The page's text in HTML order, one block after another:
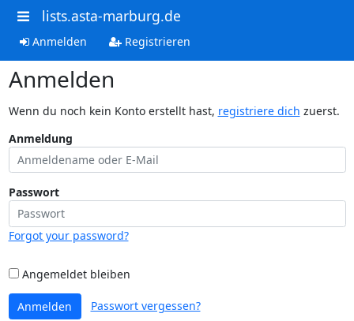
lists.asta-marburg.de
Anmelden Registrieren
Anmelden
Wenn du noch kein Konto erstellt hast, registriere dich zuerst.
Anmeldung
Passwort
Forgot your password?
Angemeldet bleiben
Anmelden Passwort vergessen?